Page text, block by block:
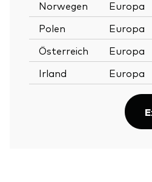
Norwegen
Europa
Polen
Europa
Österreich
Europa
Irland
Europa